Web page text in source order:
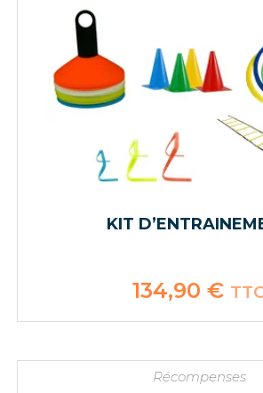
KIT
134,90 €
Récompenses